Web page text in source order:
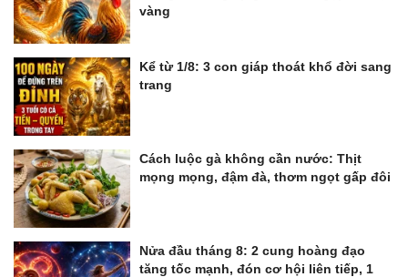
vàng
Kể từ 1/8: 3 con giáp thoát khổ đời sang
trang
Cách luộc gà không cần nước: Thịt
mọng mọng, đậm đà, thơm ngọt gấp đôi
Nửa đầu tháng 8: 2 cung hoàng đạo
tăng tốc mạnh, đón cơ hội liên tiếp, 1